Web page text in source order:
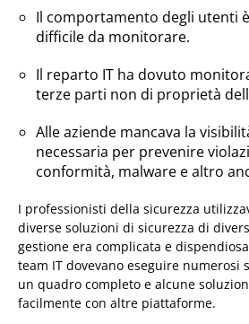
Il comportamento degli utenti
difficile da monitorare.
Il reparto IT ha dovuto
terze parti non di proprietà
Alle aziende mancava la
necessaria per prevenire
conformità, malware e altro
I professionisti della sicurezza
diverse soluzioni di sicurezza di
gestione era complicata e
team IT dovevano eseguire
un quadro completo e alcune
facilmente con altre piattaforme.